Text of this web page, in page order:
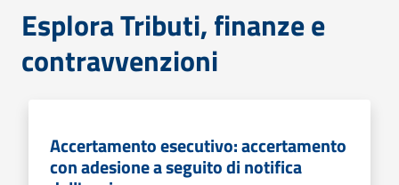
Esplora Tributi, finanze e
contravvenzioni
Accertamento esecutivo: accertamento
con adesione a seguito di notifica